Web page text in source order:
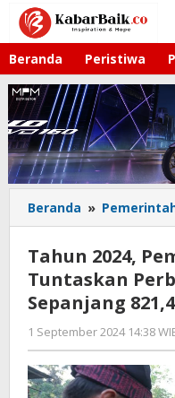
Lewati
konten
Beranda Peristiwa
Beranda »
Tahun 2024,
Tuntaskan
Sepanjang
1 September 2024 14:38